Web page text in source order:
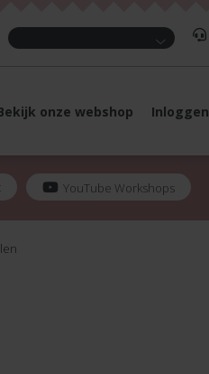
onze webshop Inloggen
YouTube Workshops